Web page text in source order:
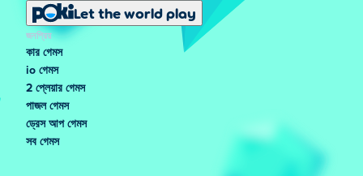
Let the world play
জনপ্রিয়
কার গেমস
io গেমস
2 প্লেয়ার গেমস
পাজল গেমস
ড্রেস আপ গেমস
সব গেমস